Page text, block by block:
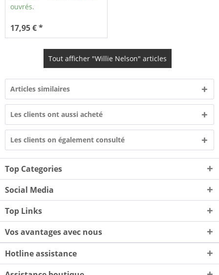
ouvrés.
17,95 € *
Tout afficher "Willie Nelson" articles
Articles similaires
Les clients ont aussi acheté
Les clients on également consulté
Top Categories
Social Media
Top Links
Vos avantages avec nous
Hotline assistance